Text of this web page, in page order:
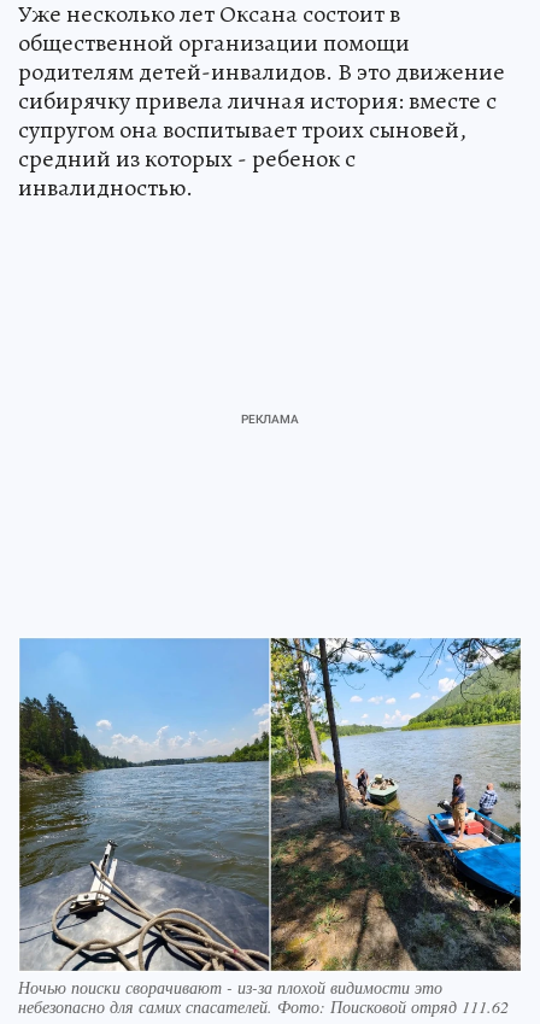
Уже несколько лет Оксана состоит в
общественной организации помощи
родителям детей-инвалидов. В это движение
сибирячку привела личная история: вместе с
супругом она воспитывает троих сыновей,
средний из которых - ребенок с
инвалидностью.
Ночью поиски сворачивают - из-за плохой видимости это
небезопасно для самих спасателей. Фото: Поисковой отряд 111.62